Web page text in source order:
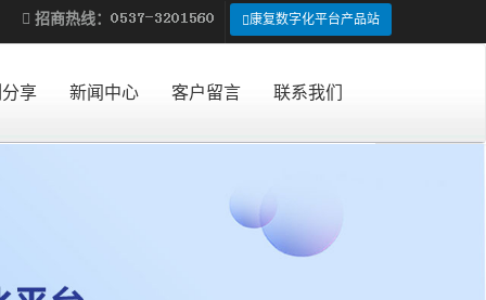
招商热线： 康复数字化平台产品站
享 新闻中心 客户留言 联系我们